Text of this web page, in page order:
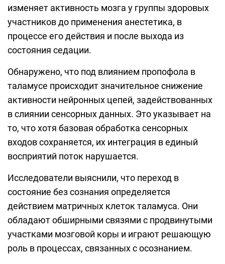
изменяет активность мозга у группы здоровых
участников до применения анестетика, в
процессе его действия и после выхода из
состояния седации.
Обнаружено, что под влиянием пропофола в
таламусе происходит значительное снижение
активности нейронных цепей, задействованных
в слиянии сенсорных данных. Это указывает на
то, что хотя базовая обработка сенсорных
входов сохраняется, их интеграция в единый
восприятий поток нарушается.
Исследователи выяснили, что переход в
состояние без сознания определяется
действием матричных клеток таламуса. Они
обладают обширными связями с продвинутыми
участками мозговой коры и играют решающую
роль в процессах, связанных с осознанием.